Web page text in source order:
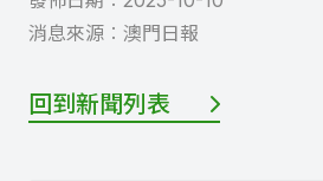
消息來源︰ 澳門日報
回到新聞列表